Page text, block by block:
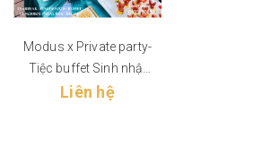
Modus x Private party-
Tiệc buffet Sinh nhật
Roblox
Liên hệ